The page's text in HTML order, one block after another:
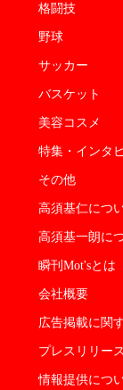
格闘技
野球
サッカー
バスケット
美容コスメ
特集・インタ
その他
高須基仁につ
高須基一朗に
瞬刊Mot'sとは
会社概要
広告掲載に関
プレスリリー
情報提供につ